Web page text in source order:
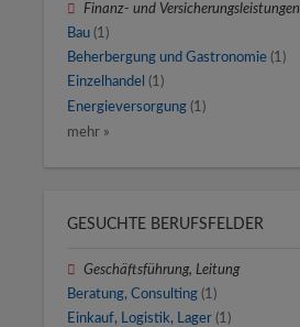
Finanz- und Versicherungsleistungen
Bau (1)
Beherbergung und Gastronomie (1)
Einzelhandel (1)
Energieversorgung (1)
mehr »
GESUCHTE BERUFSFELDER
Geschäftsführung, Leitung
Beratung, Consulting (1)
Einkauf, Logistik, Lager (1)